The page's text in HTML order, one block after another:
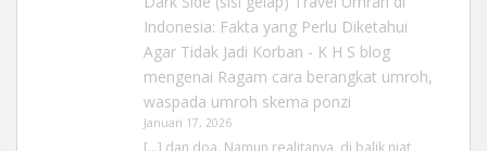
Indonesia: Fakta yang Perlu Diketahui
Agar Tidak Jadi Korban - K H S blog
mengenai Ragam cara berangkat umroh,
waspada umroh skema ponzi
Januari 17, 2026